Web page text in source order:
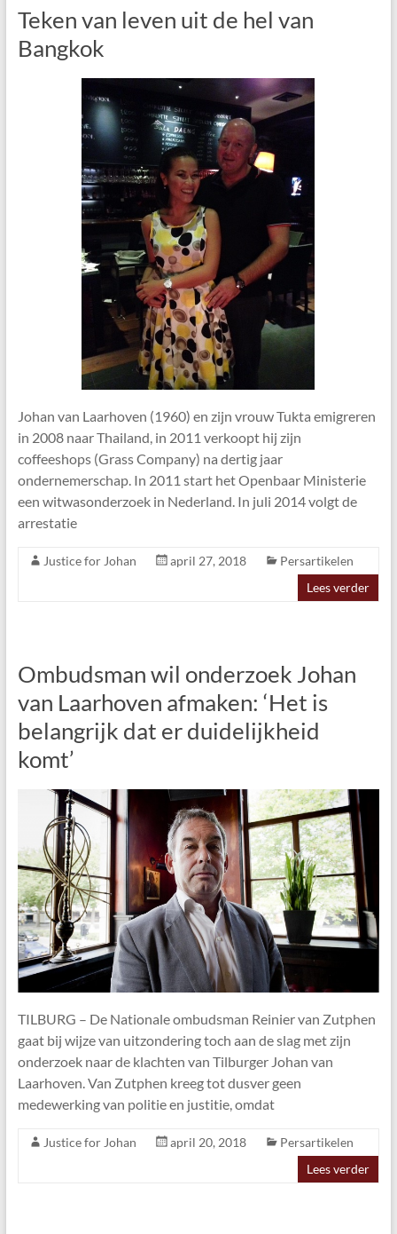
Teken van leven uit de hel van
Bangkok
Johan van Laarhoven (1960) en zijn vrouw Tukta emigreren
in 2008 naar Thailand, in 2011 verkoopt hij zijn
coffeeshops (Grass Company) na dertig jaar
ondernemerschap. In 2011 start het Openbaar Ministerie
een witwasonderzoek in Nederland. In juli 2014 volgt de
arrestatie
Justice for Johan april 27, 2018
Persartikelen
Lees verder
Ombudsman wil onderzoek Johan
van Laarhoven afmaken: ‘Het is
belangrijk dat er duidelijkheid
komt’
TILBURG – De Nationale ombudsman Reinier van Zutphen
gaat bij wijze van uitzondering toch aan de slag met zijn
onderzoek naar de klachten van Tilburger Johan van
Laarhoven. Van Zutphen kreeg tot dusver geen
medewerking van politie en justitie, omdat
Justice for Johan april 20, 2018
Persartikelen
Lees verder